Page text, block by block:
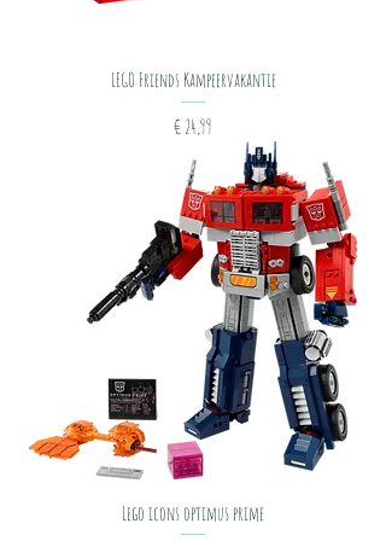
LEGO Friends Kampeervakantie
Prijs
€ 24,99
Lego icons optimus prime